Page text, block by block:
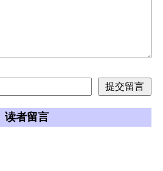
读者留言